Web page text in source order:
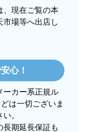
たか？
たか？
、現在ご覧の本
市場等へ出店し
心！
ーカー系正規ル
は一切ございま
。
期延長保証も